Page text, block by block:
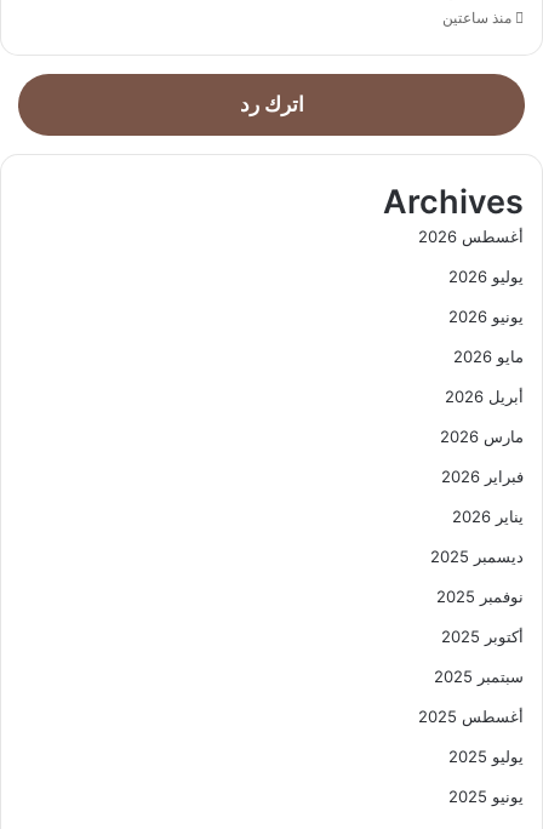
منذ ساعتين
اترك رد
Archives
أغسطس 2026
يوليو 2026
يونيو 2026
مايو 2026
أبريل 2026
مارس 2026
فبراير 2026
يناير 2026
ديسمبر 2025
نوفمبر 2025
أكتوبر 2025
سبتمبر 2025
أغسطس 2025
يوليو 2025
يونيو 2025